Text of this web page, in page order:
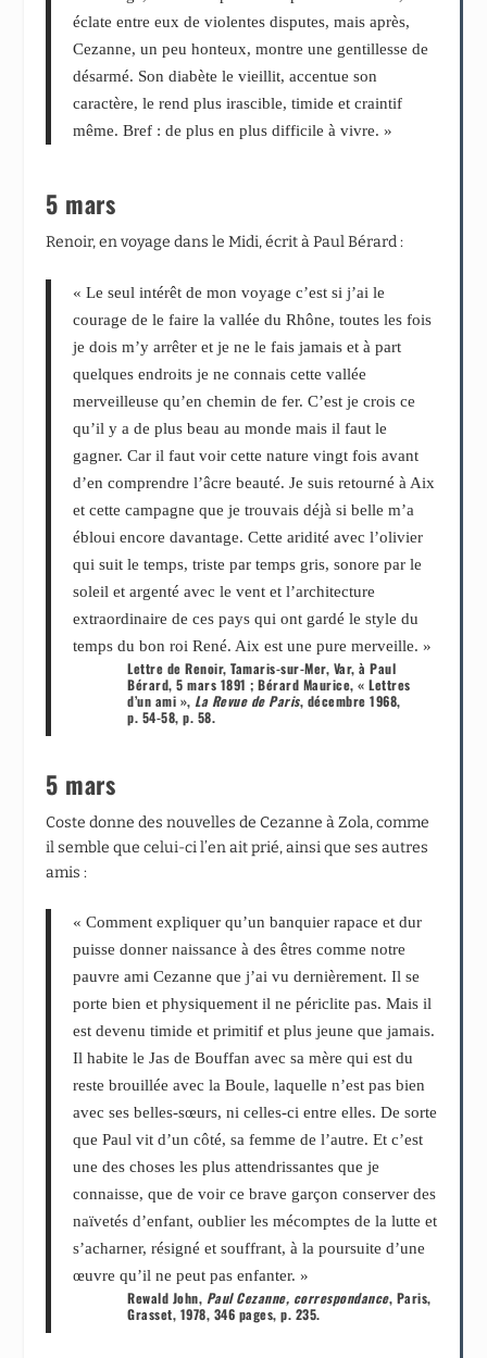
éclate entre eux de violentes disputes, mais après,
Cezanne, un peu honteux, montre une gentillesse de
désarmé. Son diabète le vieillit, accentue son
caractère, le rend plus irascible, timide et craintif
même. Bref : de plus en plus difficile à vivre. »
5 mars
Renoir, en voyage dans le Midi, écrit à Paul Bérard :
« Le seul intérêt de mon voyage c’est si j’ai le
courage de le faire la vallée du Rhône, toutes les fois
je dois m’y arrêter et je ne le fais jamais et à part
quelques endroits je ne connais cette vallée
merveilleuse qu’en chemin de fer. C’est je crois ce
qu’il y a de plus beau au monde mais il faut le
gagner. Car il faut voir cette nature vingt fois avant
d’en comprendre l’âcre beauté. Je suis retourné à Aix
et cette campagne que je trouvais déjà si belle m’a
ébloui encore davantage. Cette aridité avec l’olivier
qui suit le temps, triste par temps gris, sonore par le
soleil et argenté avec le vent et l’architecture
extraordinaire de ces pays qui ont gardé le style du
temps du bon roi René. Aix est une pure merveille. »
Lettre de Renoir, Tamaris-sur-Mer, Var, à Paul
Bérard, 5 mars 1891 ; Bérard Maurice, « Lettres
d’un ami », La Revue de Paris, décembre 1968,
p. 54-58, p. 58.
5 mars
Coste donne des nouvelles de Cezanne à Zola, comme
il semble que celui-ci l’en ait prié, ainsi que ses autres
amis :
« Comment expliquer qu’un banquier rapace et dur
puisse donner naissance à des êtres comme notre
pauvre ami Cezanne que j’ai vu dernièrement. Il se
porte bien et physiquement il ne périclite pas. Mais il
est devenu timide et primitif et plus jeune que jamais.
Il habite le Jas de Bouffan avec sa mère qui est du
reste brouillée avec la Boule, laquelle n’est pas bien
avec ses belles-sœurs, ni celles-ci entre elles. De sorte
que Paul vit d’un côté, sa femme de l’autre. Et c’est
une des choses les plus attendrissantes que je
connaisse, que de voir ce brave garçon conserver des
naïvetés d’enfant, oublier les mécomptes de la lutte et
s’acharner, résigné et souffrant, à la poursuite d’une
œuvre qu’il ne peut pas enfanter. »
Rewald John, Paul Cezanne, correspondance, Paris,
Grasset, 1978, 346 pages, p. 235.